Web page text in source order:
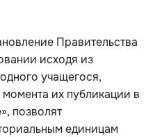
Правительства
исходя из
учащегося,
их публикации в
позволят
единицам